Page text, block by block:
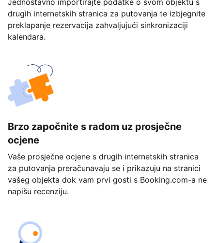
Jednostavno importirajte podatke o svom objektu s
drugih internetskih stranica za putovanja te izbjegnite
preklapanje rezervacija zahvaljujući sinkronizaciji
kalendara.
Brzo započnite s radom uz prosječne
ocjene
Vaše prosječne ocjene s drugih internetskih stranica
za putovanja preračunavaju se i prikazuju na stranici
vašeg objekta dok vam prvi gosti s Booking.com-a ne
napišu recenziju.